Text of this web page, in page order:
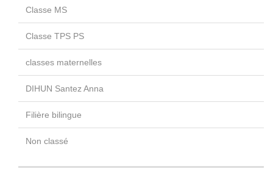
Classe MS
Classe TPS PS
classes maternelles
DIHUN Santez Anna
Filière bilingue
Non classé